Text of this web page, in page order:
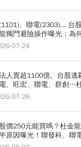
、聯電(2303)... 台
獨門避險操作曝光：為
07-24
人賣超1100億、台股逃
、旺宏、聯電、群創…
點07-28
價250元能買嗎？杜金
原因曝光！聯發科、聯